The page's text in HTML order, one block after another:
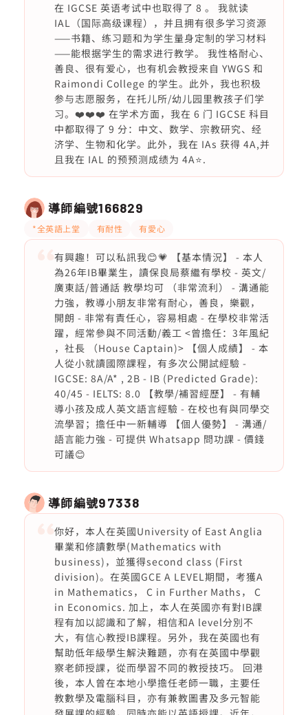
在 IGCSE 英语考试中也取得了 8 。 我就读
IAL（国际高级课程），并且拥有很多学习资源
——书籍、练习题和为学生量身定制的学习材料
——能根据学生的需求进行教学。 我性格耐心、
善良、很有爱心，也有机会教授来自 YWGS 和
Raimondi College 的学生。此外，我也积极
参与志愿服务，在托儿所/幼儿园里教孩子们学
习。❤️❤️❤️ 在学术方面，我在 6 门 IGCSE 科目
中都取得了 9 分：中文、数学、宗教研究、经
济学、生物和化学。此外，我在 IAs 获得 4A,并
且我在 IAL 的预预测成绩为 4A⭐️.
導師編號166829
*全英語上堂 有耐性 有愛心
有興趣！可以私訊我😊💗 【基本情況】 - 本人
為26年IB畢業生，讀保良局蔡繼有學校 - 英文/
廣東話/普通話 教學均可 （非常流利） - 溝通能
力強，教導小朋友非常有耐心，善良，樂觀，
開朗 - 非常有責任心，容易相處 - 在學校非常活
躍，經常參與不同活動/義工 <曾擔任：3年風紀
，社長 （House Captain)> 【個人成績】 - 本
人從小就讀國際課程，有多次公開試經驗 -
IGCSE: 8A/A* , 2B - IB (Predicted Grade):
40/45 - IELTS: 8.0 【教學/補習經歷】 - 有輔
導小孩及成人英文語言經驗 - 在校也有與同學交
流學習；擔任中一新輔導 【個人優勢】 - 溝通/
語言能力強 - 可提供 Whatsapp 問功課 - 價錢
可議😊
導師編號97338
你好，本人在英國University of East Anglia
畢業和修讀數學(Mathematics with
business)，並獲得second class (First
division)。在英國GCE A LEVEL期間，考獲A
in Mathematics， C in Further Maths， C
in Economics. 加上，本人在英國亦有對IB課
程有加以認識和了解，相信和A level分別不
大，有信心教授IB課程。另外，我在英國也有
幫助低年級學生解決難題，亦有在英國中學觀
察老師授課，從而學習不同的教授技巧。 回港
後，本人曾在本地小學擔任老師一職，主要任
教數學及電腦科目，亦有兼教圖書及多元智能